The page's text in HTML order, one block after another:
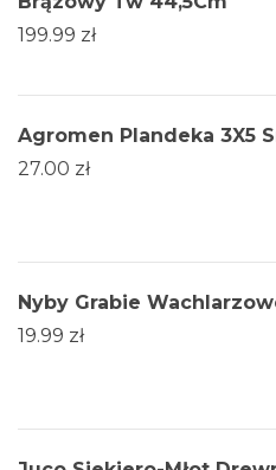
199.99 zł
Agromen Plandeka 3X5
27.00 zł
Nyby Grabie
19.99 zł